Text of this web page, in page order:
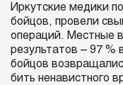
Иркутские медики
бойцов, провели
операций. Местные
результатов – 97 %
бойцов
бить ненавистного